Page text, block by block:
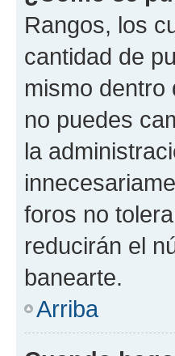
Rangos, los
cantidad de
mismo dentro
no puedes
la
foros no
reducirán el
banearte.
Arriba